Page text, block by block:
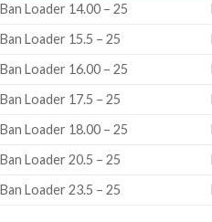
Ban Loader 14.00 – 25
Ban Loader 15.5 – 25
Ban Loader 16.00 – 25
Ban Loader 17.5 – 25
Ban Loader 18.00 – 25
Ban Loader 20.5 – 25
Ban Loader 23.5 – 25